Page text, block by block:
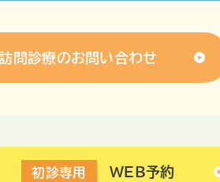
問診療のお問い合わせ
初診専用 WEB予約